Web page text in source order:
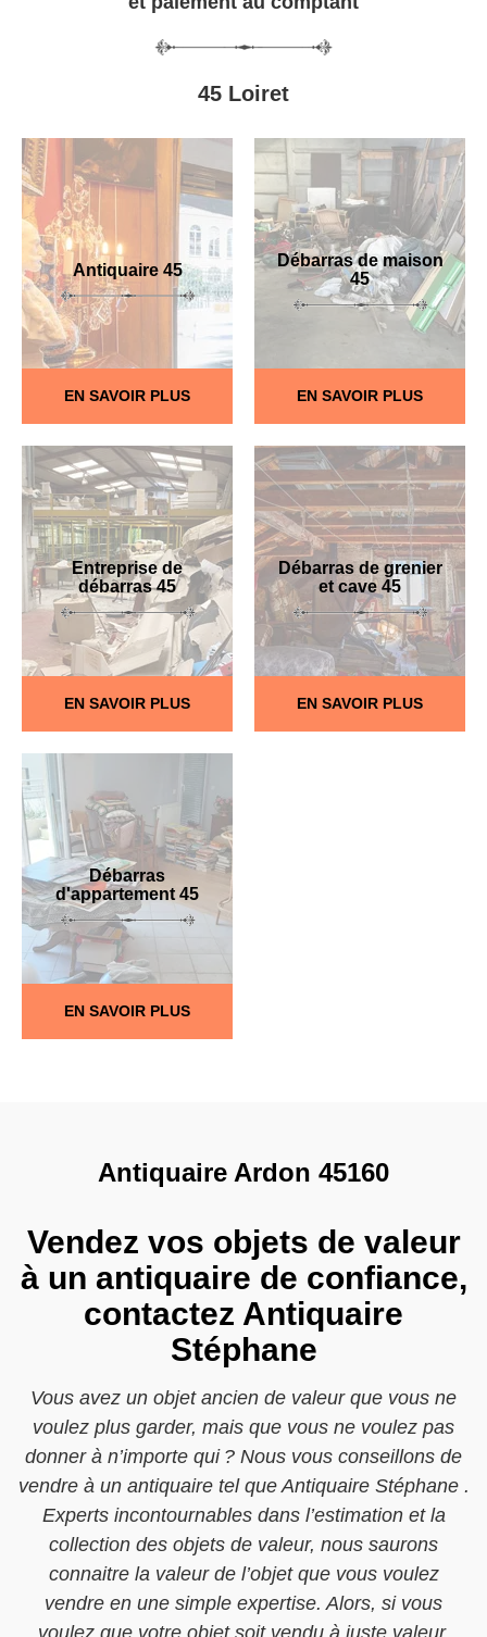
45 Loiret
Antiquaire 45
EN SAVOIR PLUS
Débarras de maison
45
EN SAVOIR PLUS
Entreprise de
débarras 45
EN SAVOIR PLUS
Débarras de grenier
et cave 45
EN SAVOIR PLUS
Débarras
d'appartement 45
EN SAVOIR PLUS
Antiquaire Ardon 45160
Vendez vos objets de valeur
à un antiquaire de confiance,
contactez Antiquaire
Stéphane
Vous avez un objet ancien de valeur que vous ne
voulez plus garder, mais que vous ne voulez pas
donner à n’importe qui ? Nous vous conseillons de
vendre à un antiquaire tel que Antiquaire Stéphane .
Experts incontournables dans l’estimation et la
collection des objets de valeur, nous saurons
connaitre la valeur de l’objet que vous voulez
vendre en une simple expertise. Alors, si vous
voulez que votre objet soit vendu à juste valeur,